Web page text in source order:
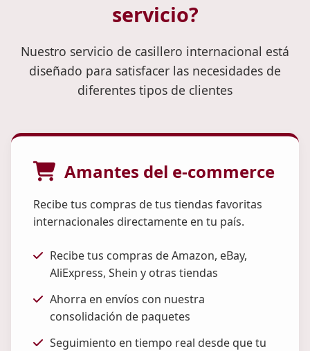
servicio?
Nuestro servicio de casillero internacional está
diseñado para satisfacer las necesidades de
diferentes tipos de clientes
Amantes del e-commerce
Recibe tus compras de tus tiendas favoritas
internacionales directamente en tu país.
Recibe tus compras de Amazon, eBay,
AliExpress, Shein y otras tiendas
Ahorra en envíos con nuestra
consolidación de paquetes
Seguimiento en tiempo real desde que tu